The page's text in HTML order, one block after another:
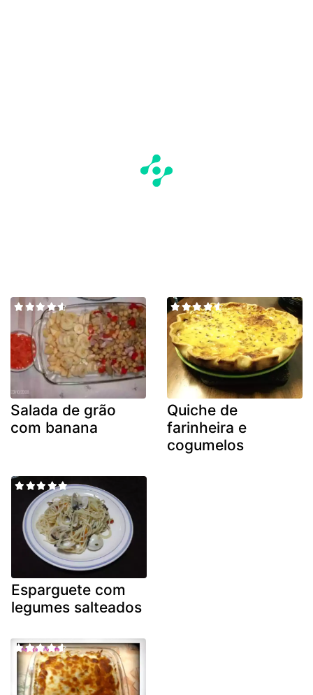
Salada de grão
com banana
Quiche de
farinheira e
cogumelos
Esparguete com
legumes salteados